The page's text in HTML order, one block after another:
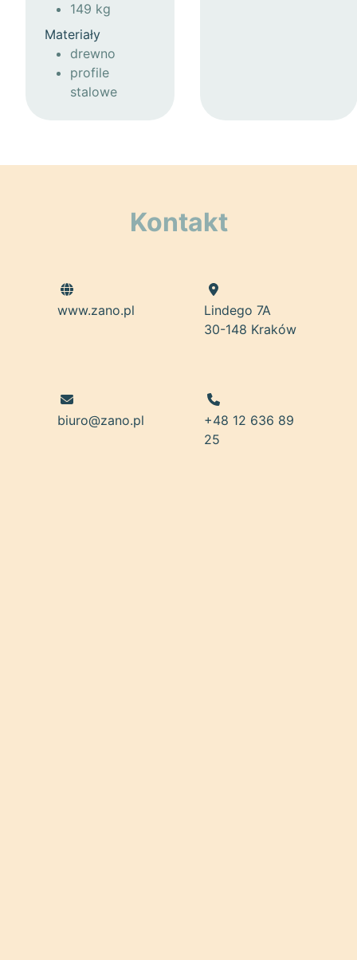
149 kg
Materiały
drewno
profile
stalowe
Kontakt
www.zano.pl
Lindego 7A
30-148 Kraków
biuro@zano.pl
+48 12 636 89
25